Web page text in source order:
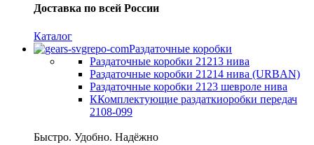
Доставка по всей России
Каталог
Раздаточные коробки
Раздаточные коробки 21213 нива
Раздаточные коробки 21214 нива (URBAN)
Раздаточные коробки 2123 шевроле нива
ККомплектующие раздаткиоробки передач
2108-099
Быстро. Удобно. Надёжно